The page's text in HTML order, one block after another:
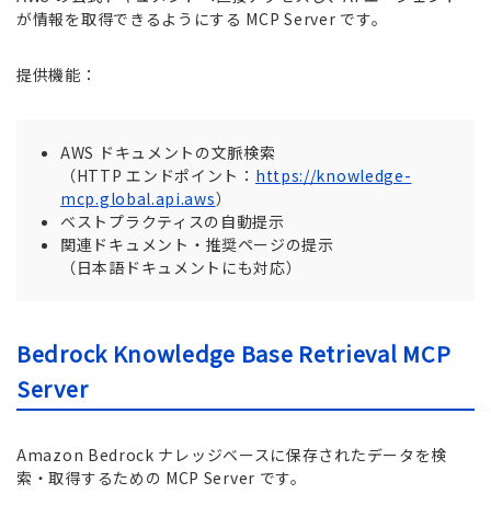
が情報を取得できるようにする MCP Server です。
提供機能：
AWS ドキュメントの文脈検索
（HTTP エンドポイント： https://knowledge-
mcp.global.api.aws）
ベストプラクティスの自動提示
関連ドキュメント・推奨ページの提示
（日本語ドキュメントにも対応）
Bedrock Knowledge Base Retrieval MCP
Server
Amazon Bedrock ナレッジベースに保存されたデータを検
索・取得するための MCP Server です。